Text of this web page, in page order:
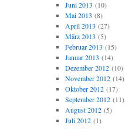
Juni 2013 (10)
Mai 2013 (8)
April 2013 (27)
März 2013 (5)
Februar 2013 (15)
Januar 2013 (14)
Dezember 2012(10)
November 2012(14)
Oktober 2012(17)
September 2012(11)
August 2012(5)
Juli 2012(1)